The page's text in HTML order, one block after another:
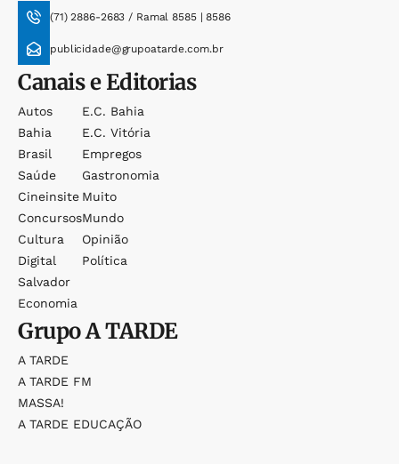
(71) 2886-2683 / Ramal 8585 | 8586
publicidade@grupoatarde.com.br
Canais e Editorias
Autos
Bahia
Brasil
Saúde
Cineinsite
Concursos
Cultura
Digital
Salvador
Economia
E.c. Bahia
E.c. Vitória
Empregos
Gastronomia
Muito
Mundo
Opinião
Política
GrupoA TARDE
A TARDE
A TARDE FM
MASSA!
A TARDE EDUCAÇÃO